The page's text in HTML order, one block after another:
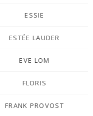
ESSIE
ESTÉE LAUDER
EVE LOM
FLORIS
FRANK PROVOST